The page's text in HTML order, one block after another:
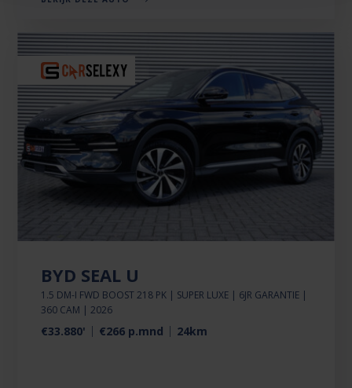
BYD SEAL U
1.5 DM-I FWD BOOST 218 PK | SUPER LUXE | 6JR GARANTIE |
360 CAM | 2026
€33.880' €266 p.mnd 24km